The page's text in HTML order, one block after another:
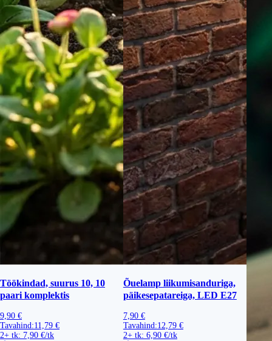
Töökindad, suurus 10, 10
paari komplektis
9,90 €
Tavahind:11,79 €
2+ tk: 7,90 €/tk
Õuelamp liikumisanduriga,
päikesepatareiga, LED E27
7,90 €
Tavahind:12,79 €
2+ tk: 6,90 €/tk